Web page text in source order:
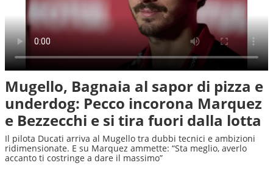
Mugello, Bagnaia al sapor di pizza e
underdog: Pecco incorona Marquez
e Bezzecchi e si tira fuori dalla lotta
Il pilota Ducati arriva al Mugello tra dubbi tecnici e ambizioni
ridimensionate. E su Marquez ammette: “Sta meglio, averlo
accanto ti costringe a dare il massimo”